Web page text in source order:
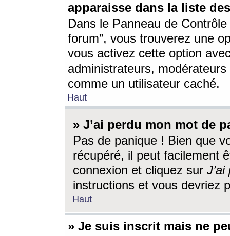
apparaisse dans la liste
Dans le Panneau de
forum”, vous trouverez une
vous activez cette option
administrateurs,
comme un utilisateur caché.
Haut
» J’ai perdu mon mot de
Pas de panique ! Bien que
récupéré, il peut facilement
connexion et cliquez sur
instructions et vous devriez
Haut
» Je suis inscrit mais ne